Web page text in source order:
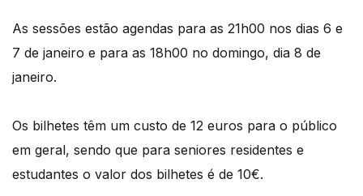
As sessões estão agendas para as 21h00 nos dias 6 e
7 de janeiro e para as 18h00 no domingo, dia 8 de
janeiro.
Os bilhetes têm um custo de 12 euros para o público
em geral, sendo que para seniores residentes e
estudantes o valor dos bilhetes é de 10€.